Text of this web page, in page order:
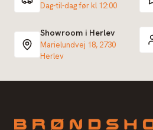
Dag-til-dag før kl 12:00
Showroom i Herlev
Marielundvej 18, 2730
Herlev